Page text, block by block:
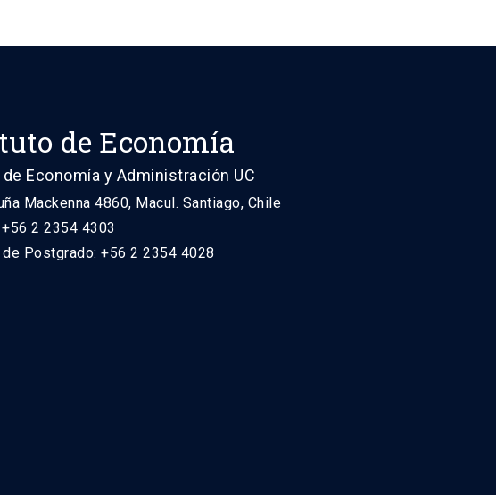
de Economía
Economía y Administración UC
Mackenna 4860, Macul. Santiago, Chile
2 2354 4303
Postgrado: +56 2 2354 4028